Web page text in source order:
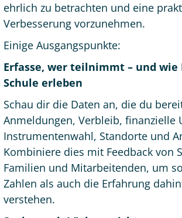
ehrlich zu betrachten und eine
Verbesserung vorzunehmen.
Einige Ausgangspunkte:
Erfasse, wer teilnimmt – und wie
Schule erleben
Schau dir die Daten an, die du
Anmeldungen, Verbleib, finanzielle
Instrumentenwahl, Standorte und
Kombiniere dies mit Feedback von
Familien und Mitarbeitenden, um
Zahlen als auch die Erfahrung
verstehen.